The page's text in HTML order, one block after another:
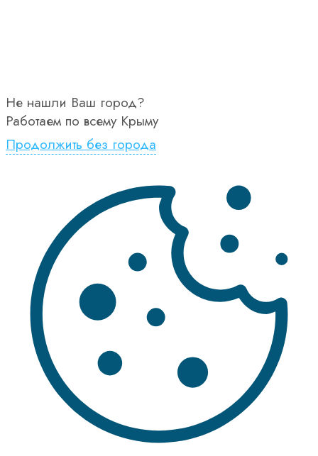
Не нашли Ваш город?
Работаем по всему Крыму
Продолжить без города